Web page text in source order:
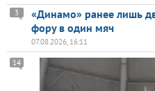
«Динамо» ранее лишь
фору в один мяч
3
07.08.2026, 16:11
14